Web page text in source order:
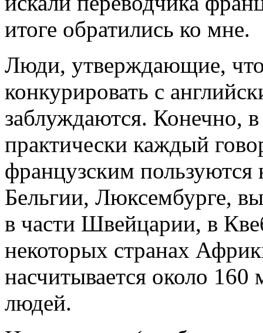
итоге обратились ко мне.
Люди, утверждающие,
конкурировать с
заблуждаются. Конечно,
практически каждый
французским
Бельгии, Люксембурге,
в части Швейцарии, в
некоторых странах
насчитывается около
людей.